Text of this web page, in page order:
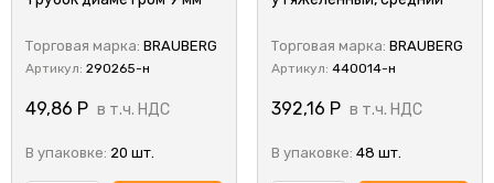
Торговая марка: BRAUBERG
Артикул: 290265-н
49,86 Р в т.ч. НДС
В упаковке: 20 шт.
Торговая марка: BRAUBERG
Артикул: 440014-н
392,16 Р в т.ч. НДС
В упаковке: 48 шт.